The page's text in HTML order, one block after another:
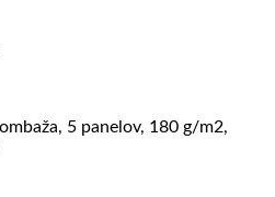
5 panelov, 180 g/m2,